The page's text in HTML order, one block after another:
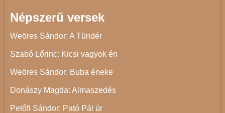
Népszerű versek
Weöres Sándor: A Tündér
Szabó Lőrinc: Kicsi vagyok én
Weöres Sándor: Buba éneke
Donászy Magda: Almaszedés
Petőfi Sándor: Pató Pál úr